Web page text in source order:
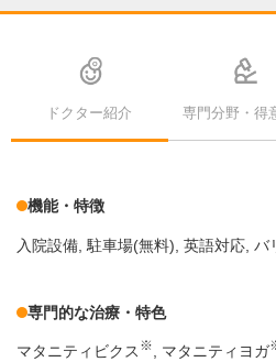
ドクター紹介 専門分野・得
機能・特徴
入院設備 駐車場(無料) 英語対応 バ
専門的な治療・特色
マタニティビクス ※ マタニティヨガ